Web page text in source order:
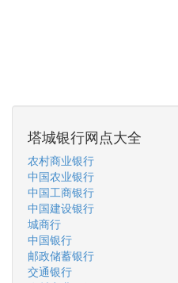
塔城银行网点大全
农村商业银行
中国农业银行
中国工商银行
中国建设银行
城商行
中国银行
邮政储蓄银行
交通银行